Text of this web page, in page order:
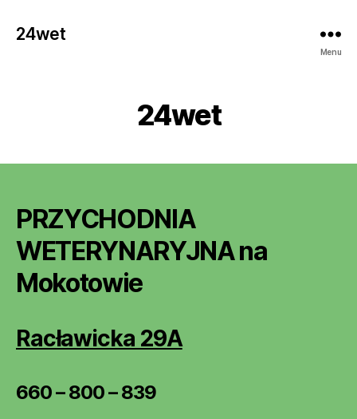
24wet
Menu
24wet
PRZYCHODNIA
WETERYNARYJNA na
Mokotowie
Racławicka 29A
660 – 800 – 839